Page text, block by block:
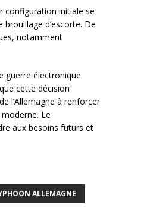
configuration initiale se
d’escorte. De
notamment
guerre électronique
cette décision
l’Allemagne à renforcer
Le
aux besoins futurs et
ALLEMAGNE